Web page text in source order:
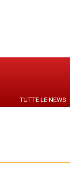
TUTTE LE NEWS